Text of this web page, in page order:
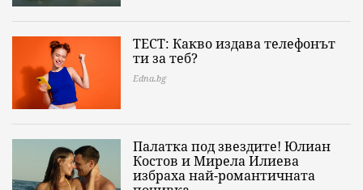
ТЕСТ: Какво издава телефонът
ти за теб?
Edna.bg
Палатка под звездите! Юлиан
Костов и Мирела Илиева
избраха най-романтичната